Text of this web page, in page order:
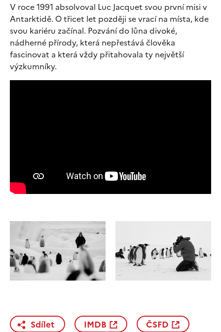
V roce 1991 absolvoval Luc Jacquet svou první misi v
Antarktidě. O třicet let později se vrací na místa, kde
svou kariéru začínal. Pozvání do lůna divoké,
nádherné přírody, která nepřestává člověka
fascinovat a která vždy přitahovala ty největší
výzkumníky.
Sdílet IMDB
ČSFD